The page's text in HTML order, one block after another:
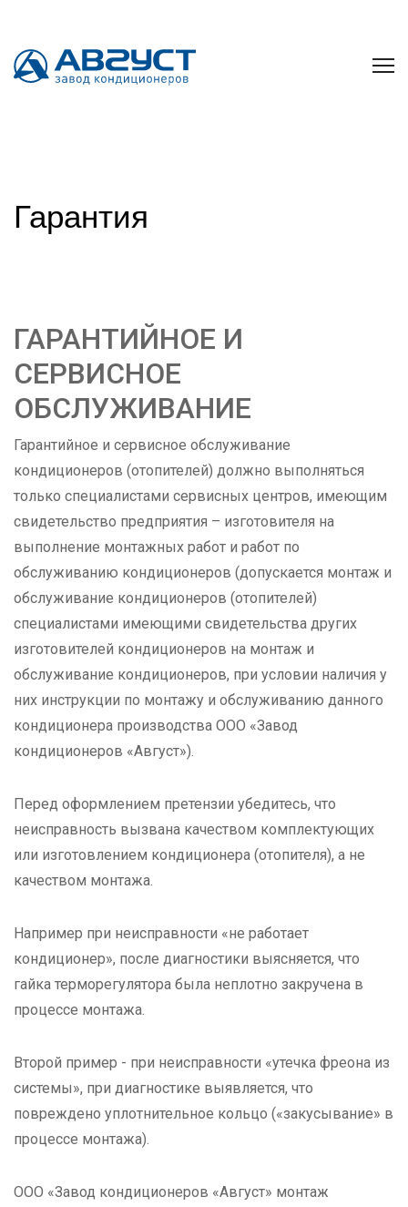
Гарантия
ГАРАНТИЙНОЕ И
СЕРВИСНОЕ
ОБСЛУЖИВАНИЕ
Гарантийное и сервисное обслуживание
кондиционеров (отопителей) должно выполняться
только специалистами сервисных центров, имеющим
свидетельство предприятия – изготовителя на
выполнение монтажных работ и работ по
обслуживанию кондиционеров (допускается монтаж и
обслуживание кондиционеров (отопителей)
специалистами имеющими свидетельства других
изготовителей кондиционеров на монтаж и
обслуживание кондиционеров, при условии наличия у
них инструкции по монтажу и обслуживанию данного
кондиционера производства ООО «Завод
кондиционеров «Август»).
Перед оформлением претензии убедитесь, что
неисправность вызвана качеством комплектующих
или изготовлением кондиционера (отопителя), а не
качеством монтажа.
Например при неисправности «не работает
кондиционер», после диагностики выясняется, что
гайка терморегулятора была неплотно закручена в
процессе монтажа.
Второй пример - при неисправности «утечка фреона из
системы», при диагностике выявляется, что
повреждено уплотнительное кольцо («закусывание» в
процессе монтажа).
ООО «Завод кондиционеров «Август» монтаж